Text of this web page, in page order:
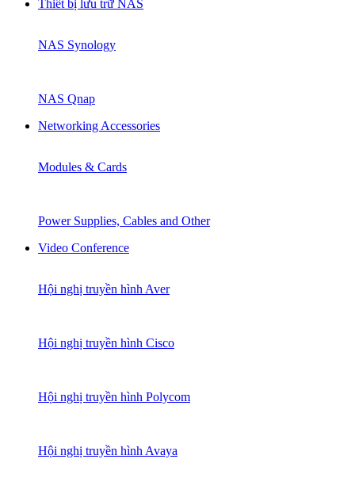
Thiết bị lưu trữ NAS
NAS Synology
NAS Qnap
Networking Accessories
Modules & Cards
Power Supplies, Cables and Other
Video Conference
Hội nghị truyền hình Aver
Hội nghị truyền hình Cisco
Hội nghị truyền hình Polycom
Hội nghị truyền hình Avaya